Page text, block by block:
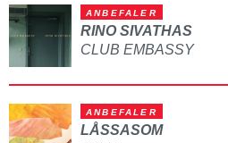
ANBEFALER
RINO SIVATHAS
CLUB EMBASSY
ANBEFALER
LÅSSASOM